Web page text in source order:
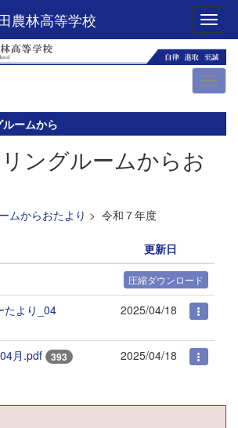
農林高等学校
ームから
ングルームからお
ムからおたより > 令和７年度
更新日
圧縮ダウンロード
たより_04
2025/04/18
月.pdf 393 2025/04/18